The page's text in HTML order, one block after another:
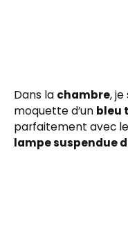
Dans la chambre,
moquette d’un bleu
parfaitement avec
lampe suspendue